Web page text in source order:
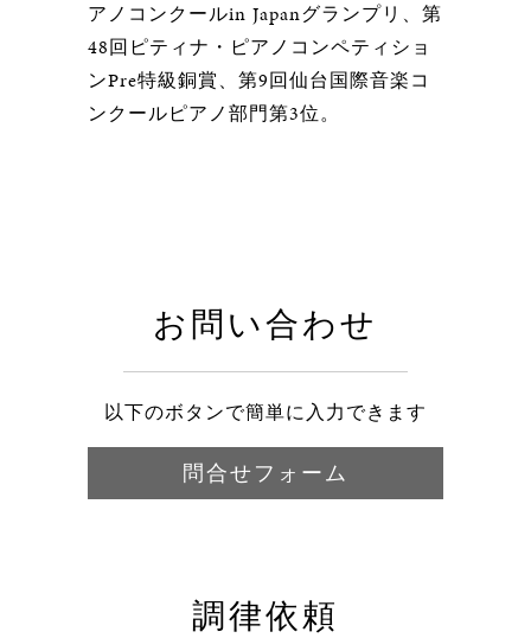
アノコンクールin Japanグランプリ、第
48回ピティナ・ピアノコンペティショ
ンPre特級銅賞、第9回仙台国際音楽コ
ンクールピアノ部門第3位。
お問い合わせ
以下のボタンで簡単に入力できます
問合せフォーム
調律依頼